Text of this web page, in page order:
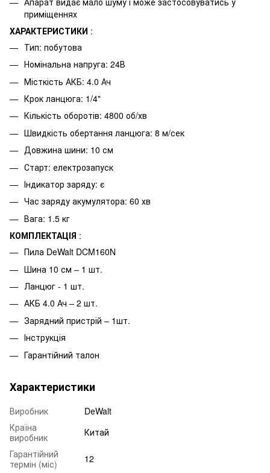
приміщеннях
ХАРАКТЕРИСТИКИ :
Тип: побутова
Номінальна напруга: 24В
Місткість АКБ: 4.0 Ач
Крок ланцюга: 1/4"
Кількість оборотів: 4800 об/хв
Швидкість обертання ланцюга: 8 м/сек
Довжина шини: 10 см
Старт: електрозапуск
Індикатор заряду: є
Час заряду акумулятора: 60 хв
Вага: 1.5 кг
КОМПЛЕКТАЦІЯ :
Пила DeWalt DCM160N
Шина 10 см – 1 шт.
Ланцюг - 1 шт.
АКБ 4.0 Ач – 2 шт.
Зарядний пристрій – 1шт.
Інструкція
Гарантійний талон
Характеристики
Виробник
DeWalt
Країна
виробник
Китай
Гарантійний
термін (міс)
12